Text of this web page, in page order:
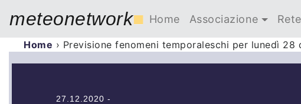
meteonetwork■ Home Associazione
Home › Previsione fenomeni temporaleschi per lunedì 28
27.12.2020 -